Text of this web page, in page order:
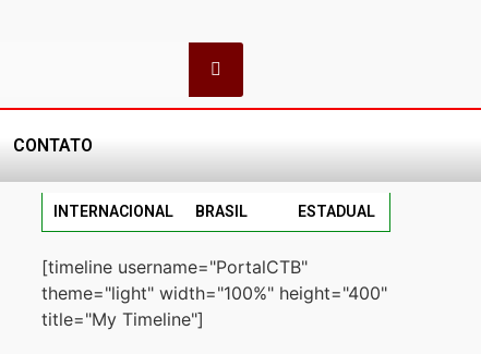
CONTATO
INTERNACIONAL BRASIL ESTADUAL
[timeline username="PortalCTB"
theme="light" width="100%" height="400"
title="My Timeline"]